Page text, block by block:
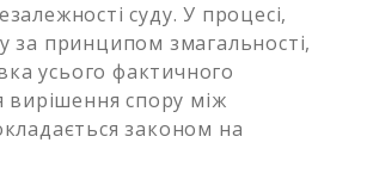
суду. У процесі,
за принципом змагальності,
усього фактичного
вирішення спору між
законом на